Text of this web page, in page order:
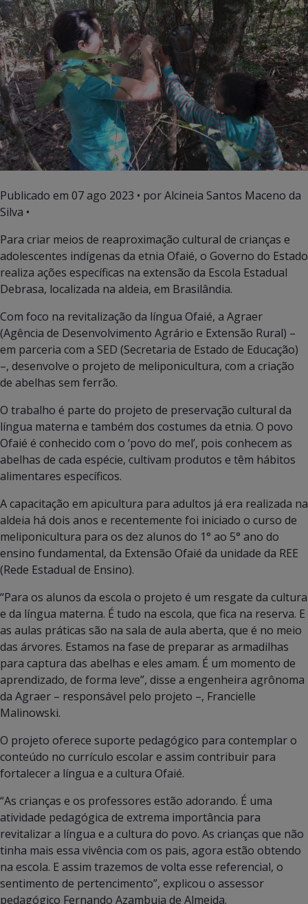
Publicado em 07 ago 2023 • por Alcineia Santos Maceno da
Silva •
Para criar meios de reaproximação cultural de crianças e
adolescentes indígenas da etnia Ofaié, o Governo do Estado
realiza ações específicas na extensão da Escola Estadual
Debrasa, localizada na aldeia, em Brasilândia.
Com foco na revitalização da língua Ofaié, a Agraer
(Agência de Desenvolvimento Agrário e Extensão Rural) –
em parceria com a SED (Secretaria de Estado de Educação)
–, desenvolve o projeto de meliponicultura, com a criação
de abelhas sem ferrão.
O trabalho é parte do projeto de preservação cultural da
língua materna e também dos costumes da etnia. O povo
Ofaié é conhecido com o ‘povo do mel’, pois conhecem as
abelhas de cada espécie, cultivam produtos e têm hábitos
alimentares específicos.
A capacitação em apicultura para adultos já era realizada na
aldeia há dois anos e recentemente foi iniciado o curso de
meliponicultura para os dez alunos do 1° ao 5° ano do
ensino fundamental, da Extensão Ofaié da unidade da REE
(Rede Estadual de Ensino).
“Para os alunos da escola o projeto é um resgate da cultura
e da língua materna. É tudo na escola, que fica na reserva. E
as aulas práticas são na sala de aula aberta, que é no meio
das árvores. Estamos na fase de preparar as armadilhas
para captura das abelhas e eles amam. É um momento de
aprendizado, de forma leve”, disse a engenheira agrônoma
da Agraer – responsável pelo projeto –, Francielle
Malinowski.
O projeto oferece suporte pedagógico para contemplar o
conteúdo no currículo escolar e assim contribuir para
fortalecer a língua e a cultura Ofaié.
“As crianças e os professores estão adorando. É uma
atividade pedagógica de extrema importância para
revitalizar a língua e a cultura do povo. As crianças que não
tinha mais essa vivência com os pais, agora estão obtendo
na escola. E assim trazemos de volta esse referencial, o
sentimento de pertencimento”, explicou o assessor
pedagógico Fernando Azambuja de Almeida.